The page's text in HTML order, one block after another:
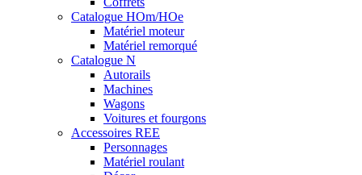
Catalogue HOm/HOe
Matériel moteur
Matériel remorqué
Catalogue N
Autorails
Machines
Wagons
Voitures et fourgons
Accessoires REE
Personnages
Matériel roulant